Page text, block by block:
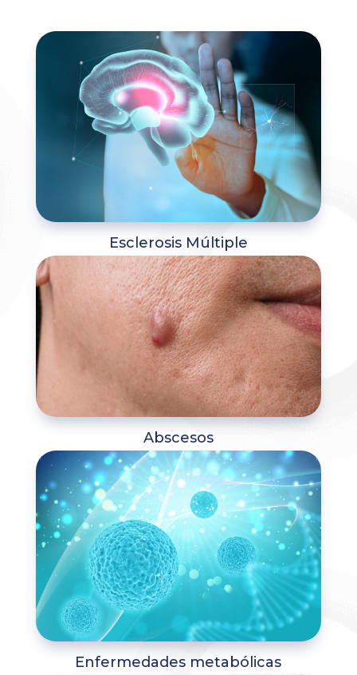
Esclerosis Múltiple
Abscesos
Enfermedades metabólicas